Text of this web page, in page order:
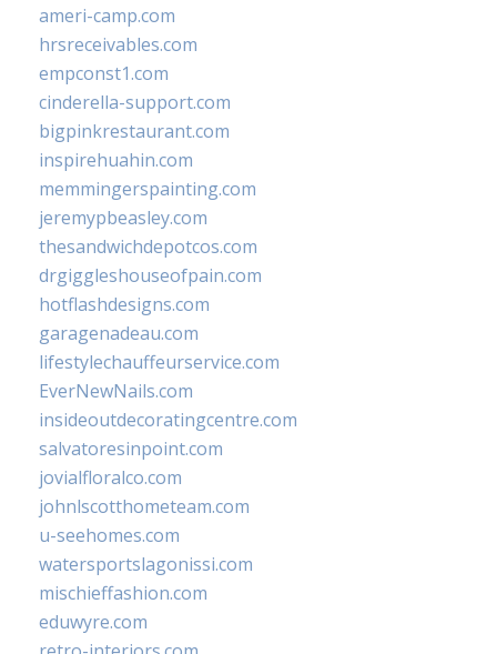
ameri-camp.com
hrsreceivables.com
empconst1.com
cinderella-support.com
bigpinkrestaurant.com
inspirehuahin.com
memmingerspainting.com
jeremypbeasley.com
thesandwichdepotcos.com
drgiggleshouseofpain.com
hotflashdesigns.com
garagenadeau.com
lifestylechauffeurservice.com
EverNewNails.com
insideoutdecoratingcentre.com
salvatoresinpoint.com
jovialfloralco.com
johnlscotthometeam.com
u-seehomes.com
watersportslagonissi.com
mischieffashion.com
eduwyre.com